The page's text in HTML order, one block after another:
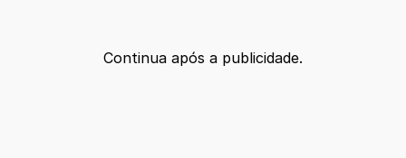
Continua após a publicidade.